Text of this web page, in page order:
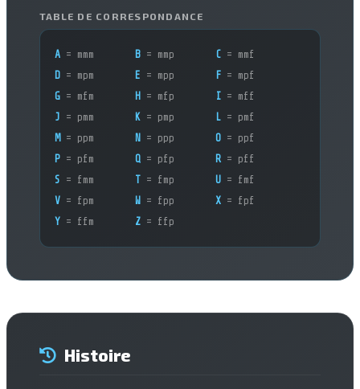
TABLE DE CORRESPONDANCE
A = mmm B = mmp C = mmf
D = mpm E = mpp F = mpf
G = mfm H = mfp I = mff
J = pmm K = pmp L = pmf
M = ppm N = ppp O = ppf
P = pfm Q = pfp R = pff
S = fmm T = fmp U = fmf
V = fpm W = fpp X = fpf
Y = ffm Z = ffp
Histoire